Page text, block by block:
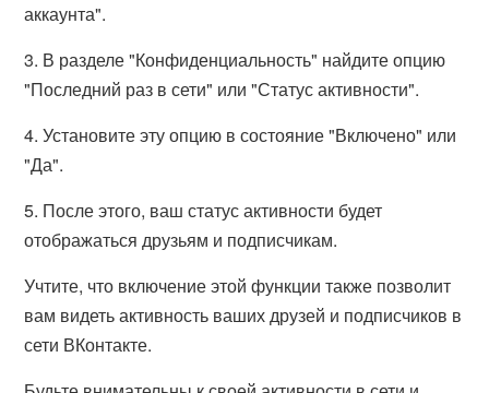
аккаунта".
3. В разделе "Конфиденциальность" найдите опцию
"Последний раз в сети" или "Статус активности".
4. Установите эту опцию в состояние "Включено" или
"Да".
5. После этого, ваш статус активности будет
отображаться друзьям и подписчикам.
Учтите, что включение этой функции также позволит
вам видеть активность ваших друзей и подписчиков в
сети ВКонтакте.